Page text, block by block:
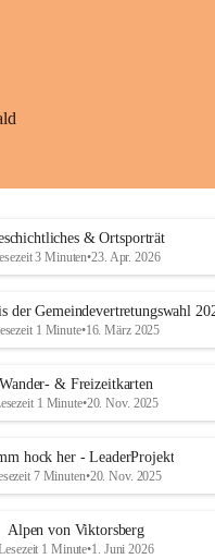
& Ortsporträt
3 Minuten•23. Apr. 2026
der Gemeindevertretungswahl
1 Minute•16. März 2025
Wander- & Freizeitkarten
1 Minute•20. Nov. 2025
hock her - LeaderProjekt
7 Minuten•20. Nov. 2025
Alpen von Viktorsberg
1 Minute•1. Juni 2026